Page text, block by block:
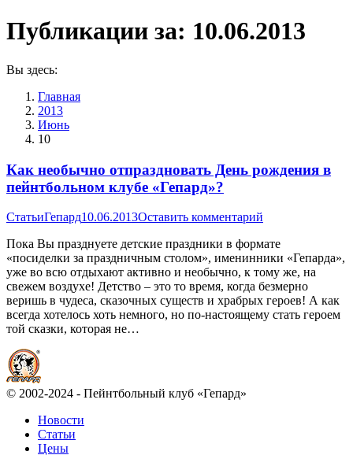
Публикации за: 10.06.2013
Вы здесь:
Главная
2013
Июнь
10
Как необычно отпраздновать День рождения в
пейнтбольном клубе «Гепард»?
СтатьиГепард10.06.2013Оставить комментарий
Пока Вы празднуете детские праздники в формате
«посиделки за праздничным столом», именинники «Гепарда»,
уже во всю отдыхают активно и необычно, к тому же, на
свежем воздухе! Детство – это то время, когда безмерно
веришь в чудеса, сказочных существ и храбрых героев! А как
всегда хотелось хоть немного, но по-настоящему стать героем
той сказки, которая не…
© 2002-2024 - Пейнтбольный клуб «Гепард»
Новости
Статьи
Цены